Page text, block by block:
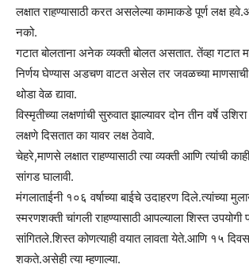
लक्षात राहण्यासाठी करत असलेल्या कामाकडे पूर्ण लक्ष
नको.
गटात बोलताना अनेक व्यक्ती बोलत असतात. तेंव्हा गटात
निर्णय घेण्यास अडचण वाटत असेल तर जवळच्या
थोडा वेळ द्यावा.
विस्मृतीच्या लक्षणांची सुरुवात झाल्यावर दोन तीन वर्षे
लक्षणे दिसतात का यावर लक्ष ठेवावे.
चेहरे,माणसे लक्षात राहण्यासाठी त्या व्यक्ती आणि त्यांची
सांगड घालावी.
मंगलाताईनी १०६ वर्षाच्या बाईचे उदाहरण दिले.त्यांच्या
स्मरणशक्ती चांगली राहण्यासाठी आपल्याला शिस्त उपयोगी
सांगितले.शिस्त कोणत्याही वयात लावता येते.आणि १५
शकते.असेही त्या म्हणाल्या.